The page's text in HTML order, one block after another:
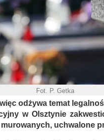
Fot. P. Getka
odżywa temat
w Olsztynie
uchwalone